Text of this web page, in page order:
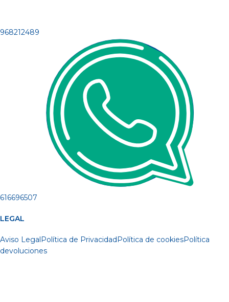
968212489
616696507
LEGAL
Aviso LegalPolítica de PrivacidadPolítica de cookiesPolítica
devoluciones